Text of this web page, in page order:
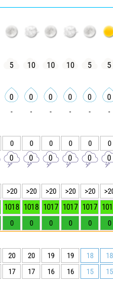
5 10 10 10 5 5
0 0 0 0 0 0
- - - - - -
0 0 0 0 0 0
0 0 0 0 0 0
>20 >20 >20 >20 >20
1018 1018 1017 1017 1017
0 0 0 0 0 0
20 20 19 19 18
18
17 17 16 16 15 15